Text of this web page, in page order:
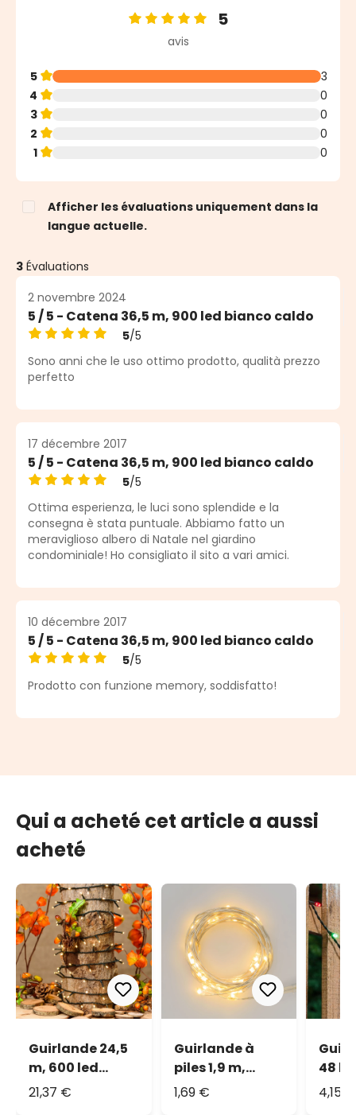
Note moyenne de 5 sur 5 étoiles
5
avis
5
3
4
0
3
0
2
0
1
0
Afficher les évaluations uniquement dans la
langue actuelle.
3 Évaluations
2 novembre 2024
5 / 5 - Catena 36,5 m, 900 led bianco caldo
Note moyenne de 5 sur 5 étoiles
5/5
Sono anni che le uso ottimo prodotto, qualità prezzo
perfetto
17 décembre 2017
5 / 5 - Catena 36,5 m, 900 led bianco caldo
Note moyenne de 5 sur 5 étoiles
5/5
Ottima esperienza, le luci sono splendide e la
consegna è stata puntuale. Abbiamo fatto un
meraviglioso albero di Natale nel giardino
condominiale! Ho consigliato il sito a vari amici.
10 décembre 2017
5 / 5 - Catena 36,5 m, 900 led bianco caldo
Note moyenne de 5 sur 5 étoiles
5/5
Prodotto con funzione memory, soddisfatto!
Qui a acheté cet article a aussi
acheté
Guirlande 24,5
m, 600 led
blanc chaud
21,37 €
Guirlande à
piles 1,9 m,
blanc chaud
1,69 €
48
4,15 €